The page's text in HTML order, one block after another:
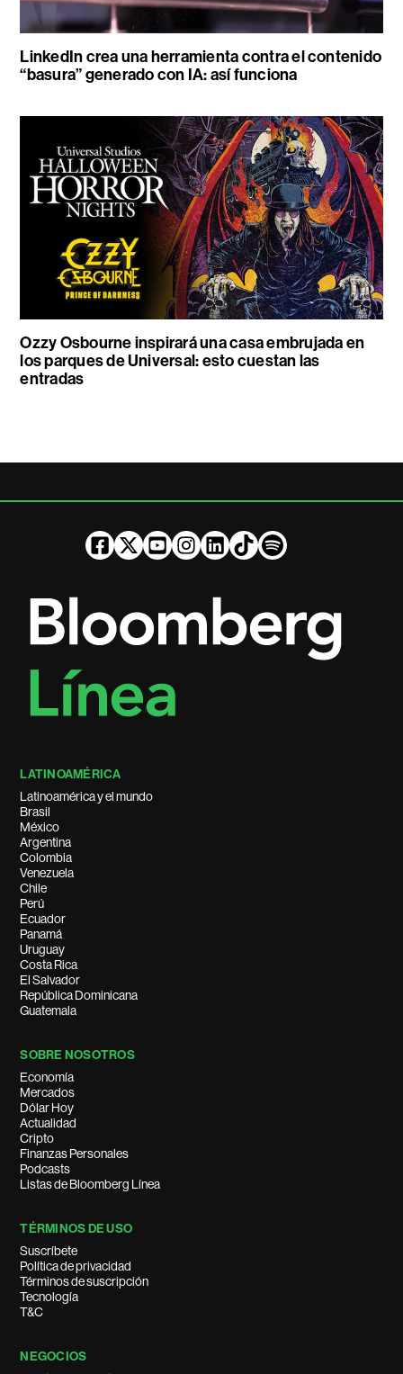
LinkedIn crea una herramienta contra el contenido
“basura” generado con IA: así funciona
Ozzy Osbourne inspirará una casa embrujada en
los parques de Universal: esto cuestan las
entradas
LATINOAMÉRICA
Latinoamérica y el mundo
Brasil
México
Argentina
Colombia
Venezuela
Chile
Perú
Ecuador
Panamá
Uruguay
Costa Rica
El Salvador
República Dominicana
Guatemala
SOBRE NOSOTROS
Economía
Mercados
Dólar Hoy
Actualidad
Cripto
Finanzas Personales
Podcasts
Listas de Bloomberg Línea
TÉRMINOS DE USO
Suscríbete
Política de privacidad
Términos de suscripción
Tecnología
T&C
NEGOCIOS